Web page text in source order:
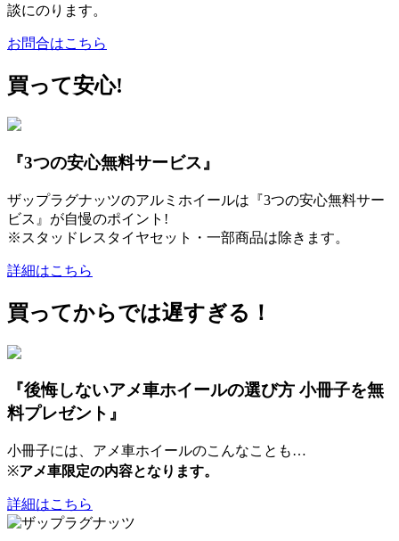
談にのります。
お問合はこちら
買って安心!
『3つの安心無料サービス』
ザップラグナッツのアルミホイールは『3つの安心無料サー
ビス』が自慢のポイント!
※スタッドレスタイヤセット・一部商品は除きます。
詳細はこちら
買ってからでは遅すぎる！
『後悔しないアメ車ホイールの選び方 小冊子を無
料プレゼント』
小冊子には、アメ車ホイールのこんなことも…
※アメ車限定の内容となります。
詳細はこちら